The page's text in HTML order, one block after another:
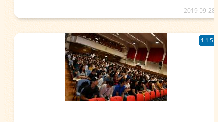
2019-09-28
115